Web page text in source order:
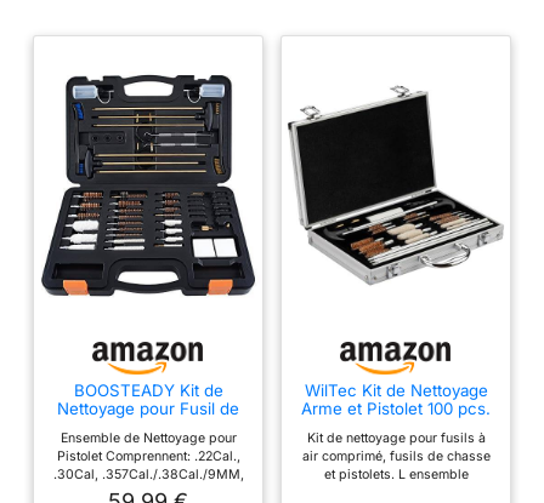
BOOSTEADY Kit de
Nettoyage pour Fusil de
Pistolet
12.20.30.243.280.40.45.
357/9mm/.380, Brosses
Ensemble de Nettoyage pour
Pistolet Comprennent: .22Cal.,
.30Cal, .357Cal./.38Cal./9MM,
.40Cal., .45Cal, .243Cal et
WilTec Kit de Nettoyage
Arme et Pistolet 100 pcs.
Entretien Arme à feu
Brosses
Kit de nettoyage pour fusils à
air comprimé, fusils de chasse
et pistolets. L ensemble